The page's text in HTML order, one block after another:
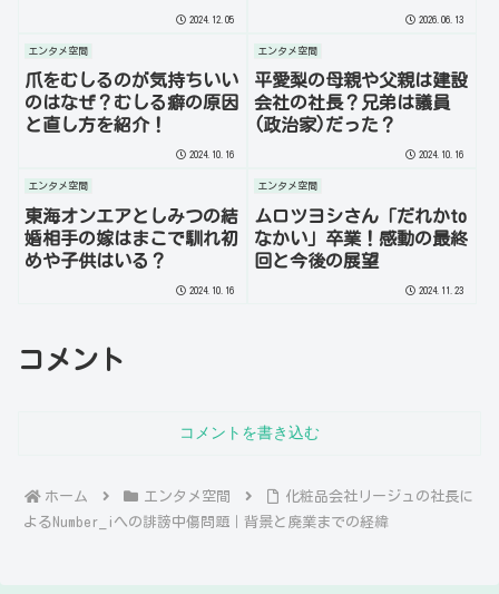
2024.12.05
なりたかった職業とはいっ
2026.06.13
エンタメ空間
爪をむしるのが気持ちいい
のはなぜ？むしる癖の原因
と直し方を紹介！
2024.10.16
エンタメ空間
平愛梨の母親や父親は建設
会社の社長？兄弟は議員
(政治家)だった？
2024.10.16
エンタメ空間
東海オンエアとしみつの結
婚相手の嫁はまこで馴れ初
めや子供はいる？
2024.10.16
エンタメ空間
ムロツヨシさん「だれかto
なかい」卒業！感動の最終
回と今後の展望
2024.11.23
コメント
コメントを書き込む
ホーム エンタメ空間
化粧品会社リージュの社長に
よるNumber_iへの誹謗中傷問題｜背景と廃業までの経緯